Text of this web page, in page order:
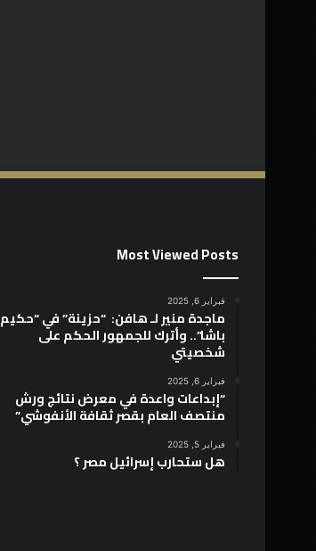
Most Viewed Posts
فبراير 6, 2025
ماجدة منير لـ هافن: “حزينة” في “حكيم
باشا”.. وأترك للجمهور الحكم على
شخصيتي
فبراير 6, 2025
“إبداعات واعدة في معرض نتائج ورش
منتصف العام بقصر ثقافة الأنفوشي”
فبراير 5, 2025
هل ستحارب إسرائيل مصر ؟